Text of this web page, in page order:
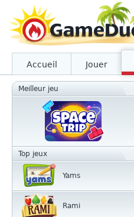
Accueil Jouer
Meilleur jeu
Top jeux
Yams
Rami